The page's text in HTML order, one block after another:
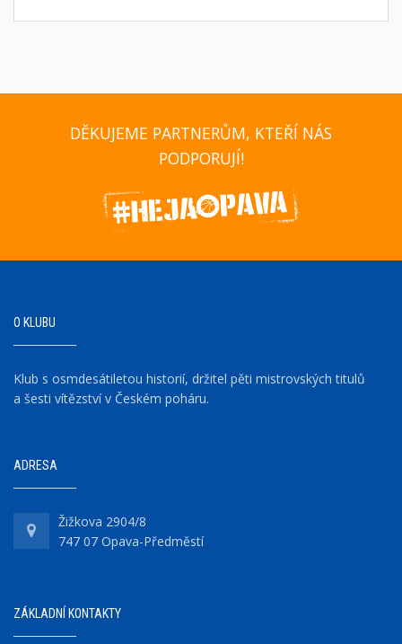
DĚKUJEME PARTNERŮM, KTEŘÍ NÁS
PODPORUJÍ!
O KLUBU
Klub s osmdesátiletou historií, držitel pěti mistrovských titulů
a šesti vítězství v Českém poháru.
ADRESA
Žižkova 2904/8
747 07 Opava-Předměstí
ZÁKLADNÍ KONTAKTY